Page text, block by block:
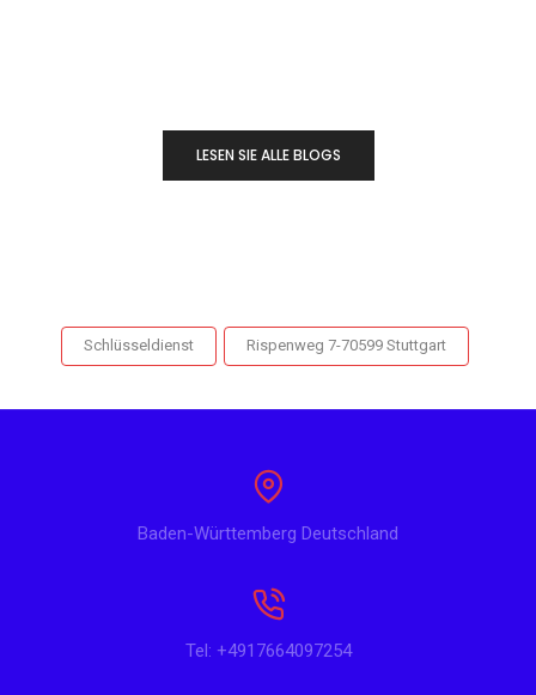
LESEN SIE ALLE BLOGS
Schlüsseldienst Rispenweg 7-70599 Stuttgart
Baden-Württemberg Deutschland
Tel: +4917664097254